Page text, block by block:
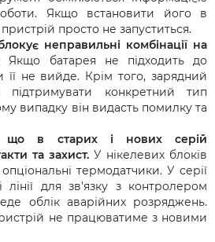
Якщо встановити його в
просто не запуститься.
неправильні комбінації на
Якщо батарея не підходить до
її не вийде. Крім того, зарядний
підтримувати конкретний тип
випадку він видасть помилку та
що в старих і нових серій
та захист. У нікелевих блоків
термодатчики. У серії
лінії для зв'язку з контролером
облік аварійних розряджень.
не працюватиме з новими